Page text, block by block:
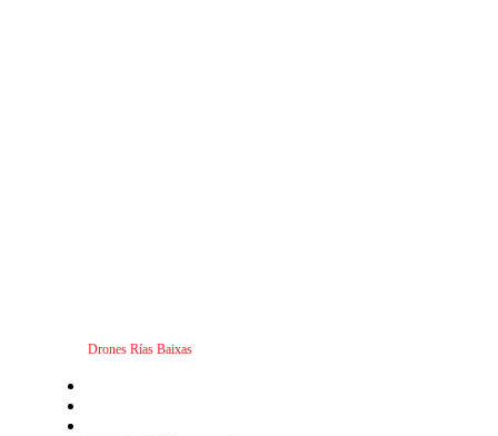
Drones Rías Baixas